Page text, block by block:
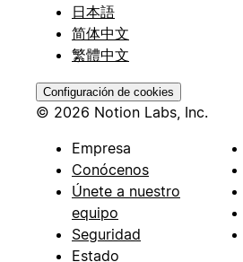
日本語
简体中文
繁體中文
Configuración de cookies
© 2026 Notion Labs, Inc.
Empresa
Conócenos
Únete a nuestro
equipo
Seguridad
Estado